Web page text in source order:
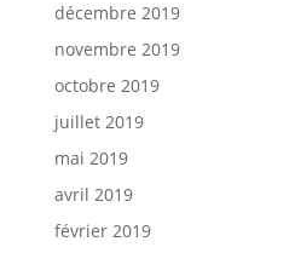
décembre 2019
novembre 2019
octobre 2019
juillet 2019
mai 2019
avril 2019
février 2019